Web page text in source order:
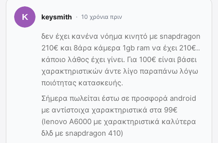
keysmith 10 χρόνια πριν
δεν έχει κανένα νόημα κινητό με snapdragon
210€ και 8άρα κάμερα 1gb ram να έχει 210€..
κάποιο λάθος έχει γίνει. Για 100€ είναι βάσει
χαρακτηριστικών άντε λίγο παραπάνω λόγω
ποιότητας κατασκευής.
Σήμερα πωλείται έστω σε προσφορά android
με αντίστοιχα χαρακτηριστικά στα 99€
(lenovo A6000 με χαρακτηριστικά καλύτερα
δλδ με snapdragon 410)